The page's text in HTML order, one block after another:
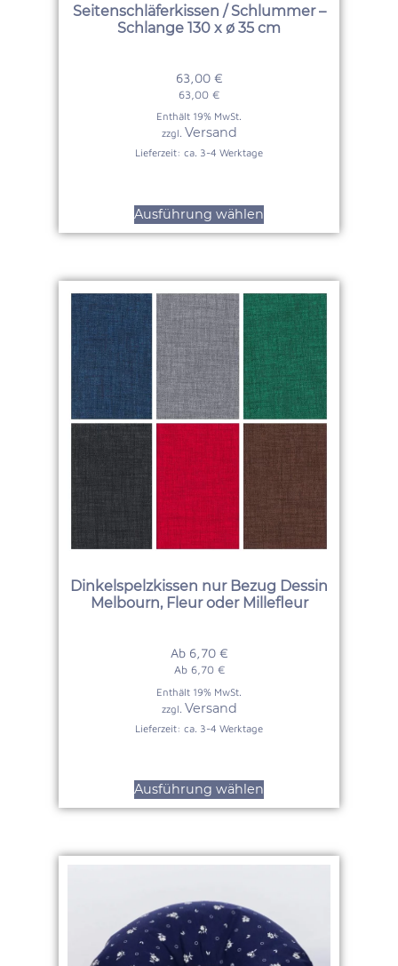
Seitenschläferkissen / Schlummer –
Schlange 130 x ø 35 cm
63,00 €
63,00 €
Enthält 19% MwSt.
zzgl. Versand
Lieferzeit: ca. 3-4 Werktage
Ausführung wählen
Dinkelspelzkissen nur Bezug Dessin
Melbourn, Fleur oder Millefleur
Ab 6,70 €
Ab 6,70 €
Enthält 19% MwSt.
zzgl. Versand
Lieferzeit: ca. 3-4 Werktage
Ausführung wählen